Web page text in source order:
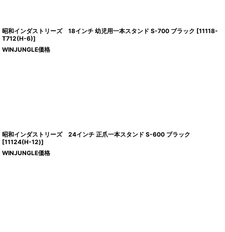
昭和インダストリーズ 18インチ 幼児用一本スタンド S-700 ブラック [11118-
T712(H-6)]
WINJUNGLE価格
昭和インダストリーズ 24インチ 正爪一本スタンド S-600 ブラック
[11124(H-12)]
WINJUNGLE価格